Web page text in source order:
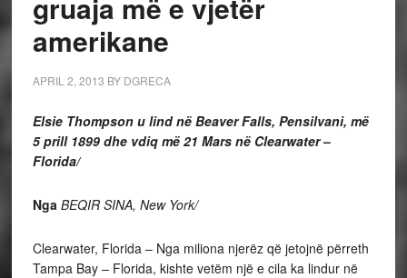
amerikane
APRIL 2, 2013 BY DGRECA
Elsie Thompson u lind në Beaver Falls, Pensilvani, më
5 prill 1899 dhe vdiq më 21 Mars në Clearwater–
Florida/
Nga BEQIR SINA, New York/
Clearwater, Florida – Nga miliona njerëz që jetojnë përreth
Tampa Bay – Florida, kishte vetëm një e cila ka lindur në